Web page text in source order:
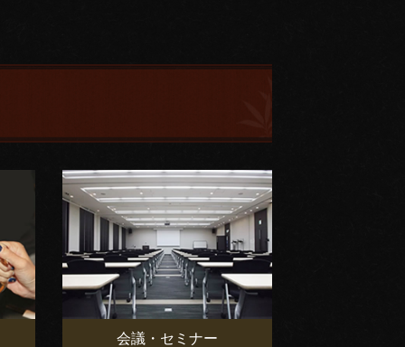
会議・セミナー